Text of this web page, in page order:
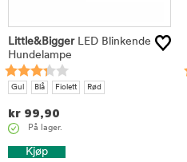
Little&BiggerLED Blinkende
Hundelampe
Gul Blå Fiolett Rød
kr 99,90
På lager.
Kjøp